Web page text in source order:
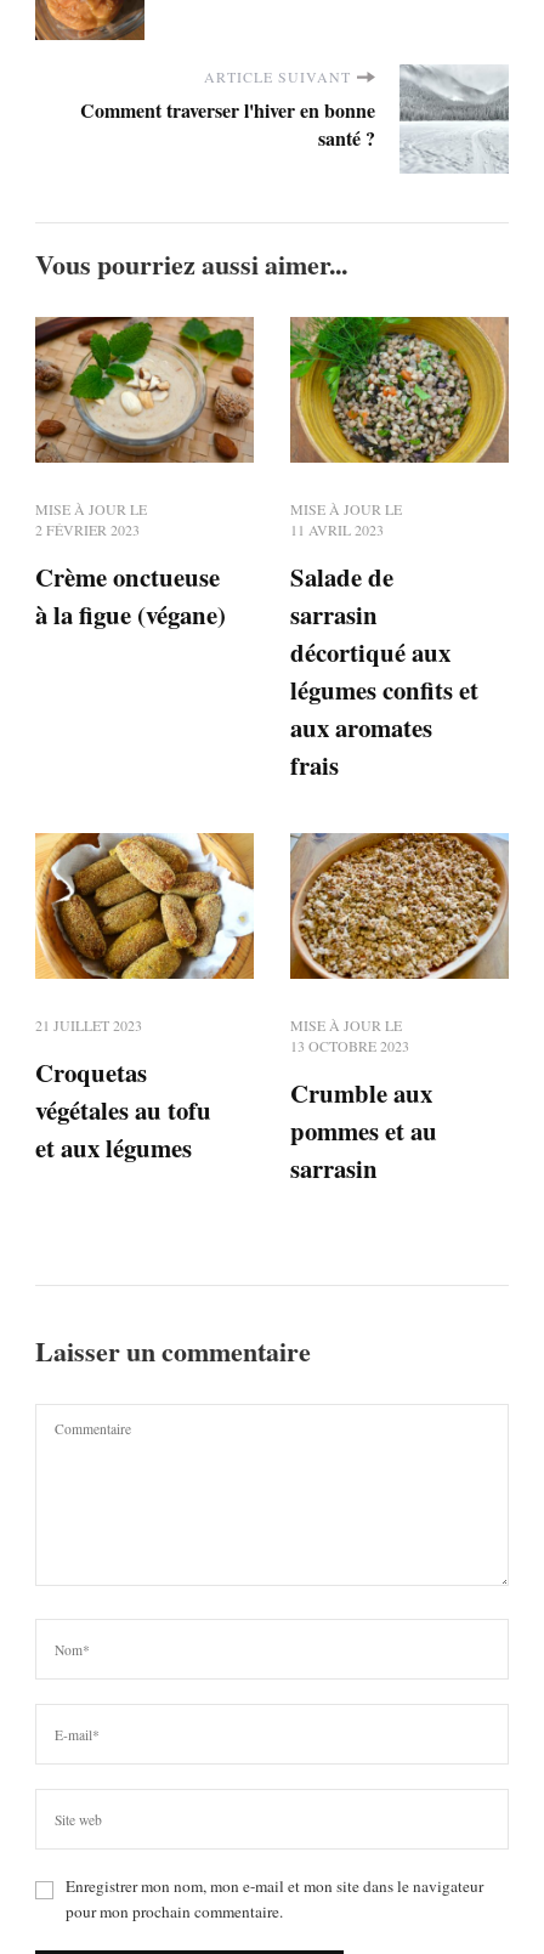
ARTICLE SUIVANT
Comment traverser l'hiver en bonne
santé ?
Vous pourriez aussi aimer...
MISE À JOUR LE
2 FÉVRIER 2023
Crème onctueuse
à la figue (végane)
MISE À JOUR LE
11 AVRIL 2023
Salade de
sarrasin
décortiqué aux
légumes confits et
aux aromates
frais
21 JUILLET 2023
Croquetas
végétales au tofu
et aux légumes
MISE À JOUR LE
13 OCTOBRE 2023
Crumble aux
pommes et au
sarrasin
Laisser un commentaire
Enregistrer mon nom, mon e-mail et mon site dans le navigateur
pour mon prochain commentaire.